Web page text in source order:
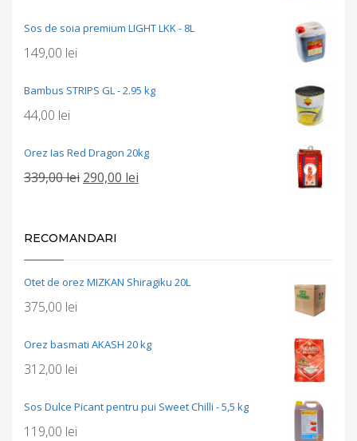
Sos de soia premium LIGHT LKK - 8L
149,00 lei
Bambus STRIPS GL - 2.95 kg
44,00 lei
Orez Ias Red Dragon 20kg
339,00lei Prețul
339,00 lei.
290,00 lei
RECOMANDARI
Otet de orez MIZKAN Shiragiku 20L
375,00 lei
Orez basmati AKASH 20 kg
312,00 lei
Sos Dulce Picant pentru pui Sweet Chilli - 5,5 kg
119,00 lei